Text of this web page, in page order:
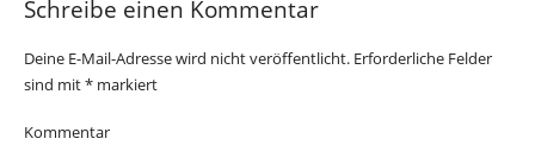
Schreibe einen Kommentar
Deine E-Mail-Adresse wird nicht veröffentlicht. Erforderliche Felder
sind mit* markiert
Kommentar